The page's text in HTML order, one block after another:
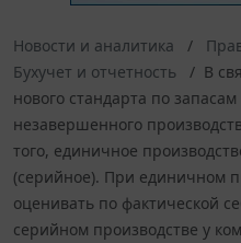
Новости и аналитика
Бухучет и отчетность
В
нового стандарта по
незавершенного
того, единичное
(серийное). При единичном
оценивать по фактической
серийном производстве у